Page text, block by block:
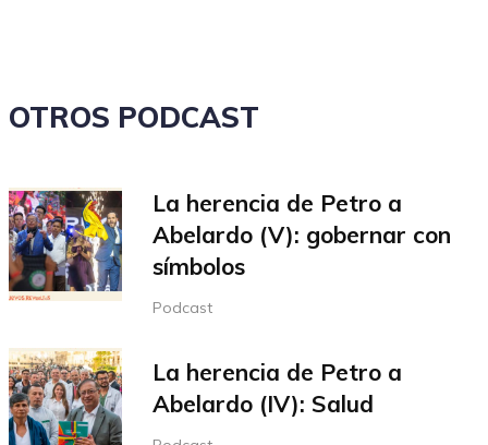
OTROS PODCAST
La herencia de Petro a
Abelardo (V): gobernar con
símbolos
Podcast
La herencia de Petro a
Abelardo (IV): Salud